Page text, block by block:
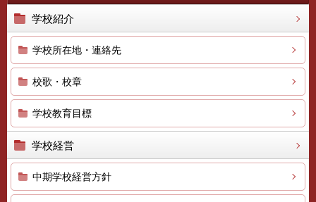
学校紹介
学校所在地・連絡先
校歌・校章
学校教育目標
学校経営
中期学校経営方針